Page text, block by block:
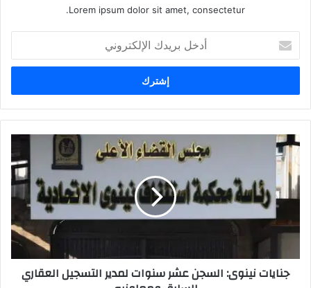
Lorem ipsum dolor sit amet, consectetur.
بريدك
الإلكتروني
جنايات
نينوى:
السجن
عشر
سنوات
التسجيل
السابق
ومعاونيه
جنايات نينوى: السجن عشر سنوات لمدير التسجيل العقاري